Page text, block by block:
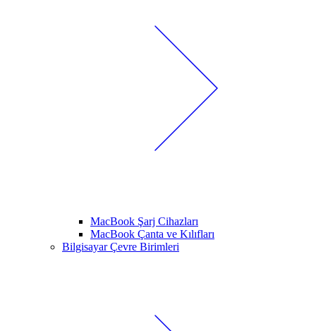
MacBook Şarj Cihazları
MacBook Çanta ve Kılıfları
Bilgisayar Çevre Birimleri